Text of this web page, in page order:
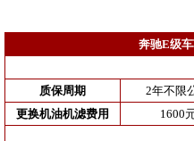
奔驰E级
质保周期
2年不限
更换机油机滤费用
1600